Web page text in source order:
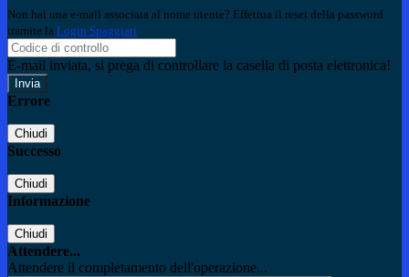
Non hai una e-mail associata al nome utente? Effettua il reset della password
tramite la Login Spaggiari
E-mail inviata, si prega di controllare la casella di posta elettronica!
Errore
Chiudi
Successo
Chiudi
Informazione
Chiudi
Attendere...
Attendere il completamento dell'operazione...